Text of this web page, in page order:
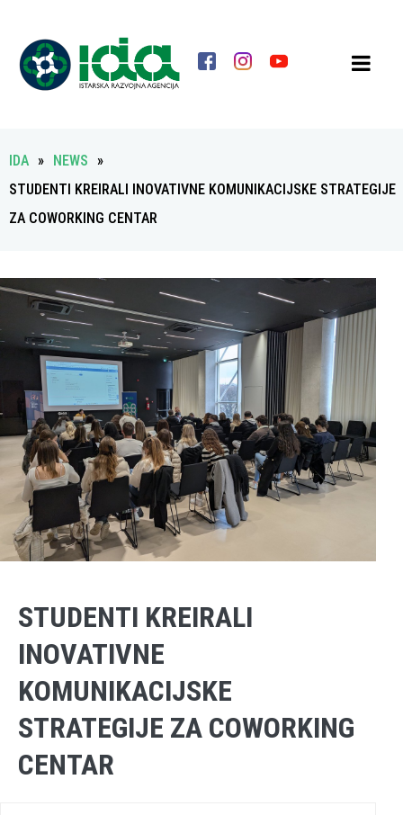
IDA » NEWS
»
STUDENTI KREIRALI INOVATIVNE KOMUNIKACIJSKE STRATEGIJE
ZA COWORKING CENTAR
STUDENTI KREIRALI
INOVATIVNE
KOMUNIKACIJSKE
STRATEGIJE ZA COWORKING
CENTAR